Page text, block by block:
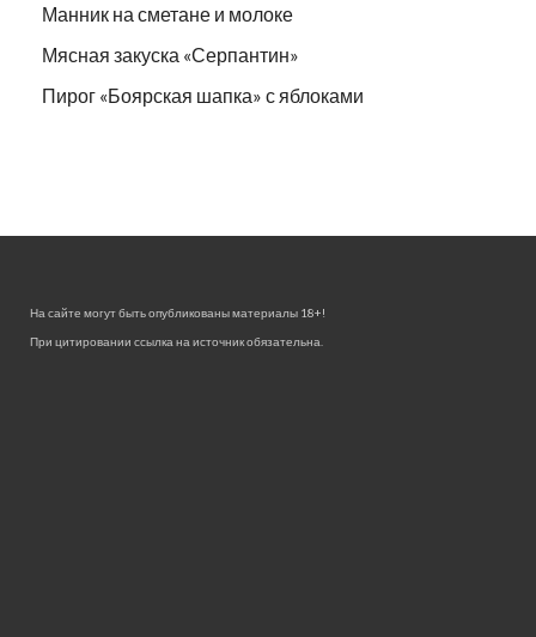
Манник на сметане и молоке
Мясная закуска «Серпантин»
Пирог «Боярская шапка» с яблоками
На сайте могут быть опубликованы материалы 18+!
При цитировании ссылка на источник обязательна.